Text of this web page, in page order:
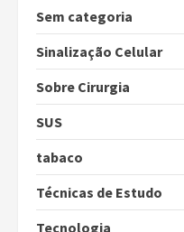
Sem categoria
Sinalização Celular
Sobre Cirurgia
SUS
tabaco
Técnicas de Estudo
Tecnologia